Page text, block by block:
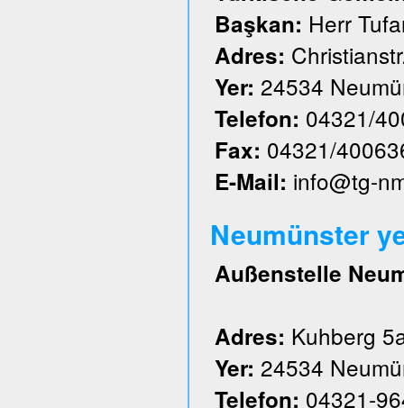
Başkan: Herr
Adres:
Yer: 24534
Telefon: 04321/
Fax: 04321/
E-Mail: info@tg-
Neumünster
Außenstelle
Adres: Kuhberg
Yer: 24534
Telefon: 04321-